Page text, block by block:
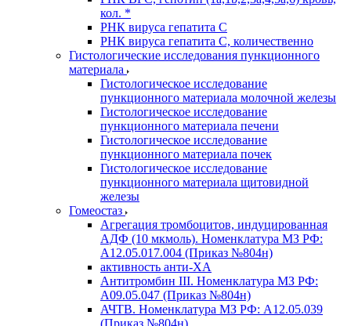
кол. *
РНК вируса гепатита C
РНК вируса гепатита C, количественно
Гистологические исследования пункционного
материала
Гистологическое исследование
пункционного материала молочной железы
Гистологическое исследование
пункционного материала печени
Гистологическое исследование
пункционного материала почек
Гистологическое исследование
пункционного материала щитовидной
железы
Гомеостаз
Агрегация тромбоцитов, индуцированная
АДФ (10 мкмоль). Номенклатура МЗ РФ:
A12.05.017.004 (Приказ №804н)
активность анти-ХА
Антитромбин III. Номенклатура МЗ РФ:
A09.05.047 (Приказ №804н)
АЧТВ. Номенклатура МЗ РФ: A12.05.039
(Приказ №804н)